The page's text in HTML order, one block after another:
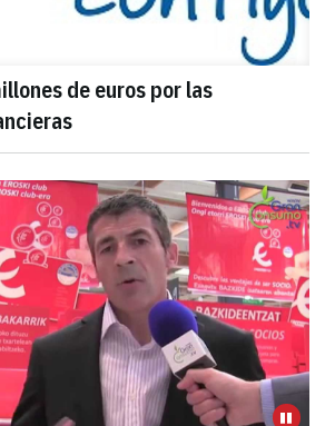
de euros por las